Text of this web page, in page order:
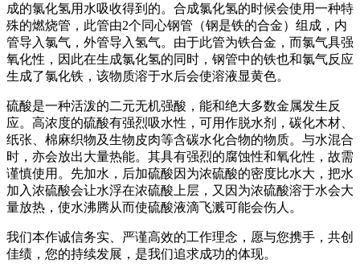
成的氯化氢用水吸收得到的。合成氯化氢的时候会使用一种特
殊的燃烧管，此管由2个同心钢管（钢是铁的合金）组成，内
管导入氯气，外管导入氢气。由于此管为铁合金，而氯气具强
氧化性，因此在生成氯化氢的同时，钢管中的铁也和氯气反应
生成了氯化铁，该物质溶于水后会使溶液显黄色。
硫酸是一种活泼的二元无机强酸，能和绝大多数金属发生反
应。高浓度的硫酸有强烈吸水性，可用作脱水剂，碳化木材、
纸张、棉麻织物及生物皮肉等含碳水化合物的物质。与水混合
时，亦会放出大量热能。其具有强烈的腐蚀性和氧化性，故需
谨慎使用。先加水，后加硫酸因为浓硫酸的密度比水大，把水
加入浓硫酸会让水浮在浓硫酸上层，又因为浓硫酸溶于水会大
量放热，使水沸腾从而使硫酸液滴飞溅可能会伤人。
我们本作诚信务实、严谨高效的工作理念，愿与您携手，共创
佳绩，您的持续发展，是我们追求成功的体现。